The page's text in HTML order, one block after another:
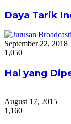
Daya Tarik
September 22, 2018
1,050
Hal yang
August 17, 2015
1,160